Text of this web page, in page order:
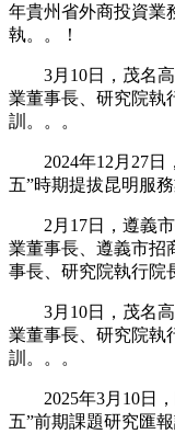
年貴州省外商投資業
執。。！
3月10日，茂名高
業董事長、研究院執
訓。。。
2024年12月27日
五”時期提拔昆明服
2月17日，遵義市
業董事長、遵義市招
事長、研究院執行院
3月10日，茂名高
業董事長、研究院執
訓。。。
2025年3月10日，
五”前期課題研究匯